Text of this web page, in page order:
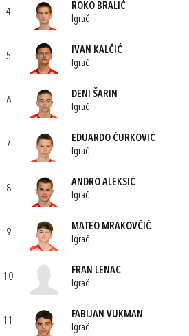
4
ROKO BRALIĆ
Igrač
5
IVAN KALČIĆ
Igrač
6
DENI ŠARIN
Igrač
7
EDUARDO ĆURKOVIĆ
Igrač
8
ANDRO ALEKSIĆ
Igrač
9
MATEO MRAKOVČIĆ
Igrač
10
FRAN LENAC
Igrač
11
FABIJAN VUKMAN
Igrač